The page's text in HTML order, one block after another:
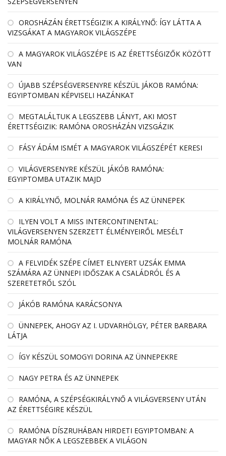
OROSHÁZÁN ÉRETTSÉGIZIK A KIRÁLYNŐ: ÍGY LÁTTA A
VIZSGÁKAT A MAGYAROK VILÁGSZÉPE
A MAGYAROK VILÁGSZÉPE IS AZ ÉRETTSÉGIZŐK KÖZÖTT
VAN
ÚJABB SZÉPSÉGVERSENYRE KÉSZÜL JÁKOB RAMÓNA:
EGYIPTOMBAN KÉPVISELI HAZÁNKAT
MEGTALÁLTUK A LEGSZEBB LÁNYT, AKI MOST
ÉRETTSÉGIZIK: RAMÓNA OROSHÁZÁN VIZSGÁZIK
FÁSY ÁDÁM ISMÉT A MAGYAROK VILÁGSZÉPÉT KERESI
VILÁGVERSENYRE KÉSZÜL JÁKÓB RAMÓNA:
EGYIPTOMBA UTAZIK MAJD
A KIRÁLYNŐ, MOLNÁR RAMÓNA ÉS AZ ÜNNEPEK
ILYEN VOLT A MISS INTERCONTINENTAL:
VILÁGVERSENYEN SZERZETT ÉLMÉNYEIRŐL MESÉLT
MOLNÁR RAMÓNA
A FELVIDÉK SZÉPE CÍMET ELNYERT UZSÁK EMMA
SZÁMÁRA AZ ÜNNEPI IDŐSZAK A CSALÁDRÓL ÉS A
SZERETETRŐL SZÓL
JÁKÓB RAMÓNA KARÁCSONYA
ÜNNEPEK, AHOGY AZ I. UDVARHÖLGY, PÉTER BARBARA
LÁTJA
ÍGY KÉSZÜL SOMOGYI DORINA AZ ÜNNEPEKRE
NAGY PETRA ÉS AZ ÜNNEPEK
RAMÓNA, A SZÉPSÉGKIRÁLYNŐ A VILÁGVERSENY UTÁN
AZ ÉRETTSÉGIRE KÉSZÜL
RAMÓNA DÍSZRUHÁBAN HIRDETI EGYIPTOMBAN: A
MAGYAR NŐK A LEGSZEBBEK A VILÁGON